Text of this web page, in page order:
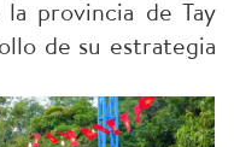
provincia de Tay
de su estrategia